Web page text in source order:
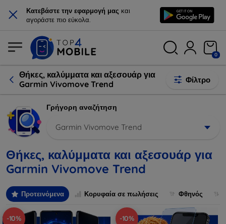
× Κατεβάστε την εφαρμογή μας και
αγοράστε πιο εύκολα.
0
Θήκες, καλύμματα και αξεσουάρ για
Garmin Vivomove Trend
Φίλτρο
Γρήγορη αναζήτηση
Garmin Vivomove Trend
Θήκες, καλύμματα και αξεσουάρ για
Garmin Vivomove Trend
Προτεινόμενα Κορυφαία σε πωλήσεις Φθηνός
-10% -10%